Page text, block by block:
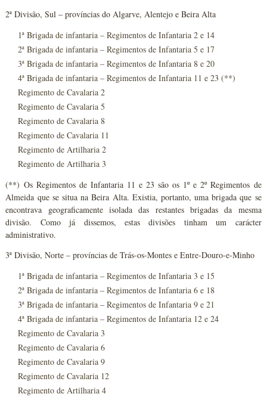
2ª Divisão, Sul – províncias do Algarve, Alentejo e Beira Alta
1ª Brigada de infantaria – Regimentos de Infantaria 2 e 14
2ª Brigada de infantaria – Regimentos de Infantaria 5 e 17
3ª Brigada de infantaria – Regimentos de Infantaria 8 e 20
4ª Brigada de infantaria – Regimentos de Infantaria 11 e 23 (**)
Regimento de Cavalaria 2
Regimento de Cavalaria 5
Regimento de Cavalaria 8
Regimento de Cavalaria 11
Regimento de Artilharia 2
Regimento de Artilharia 3
(**) Os Regimentos de Infantaria 11 e 23 são os 1º e 2º Regimentos de
Almeida que se situa na Beira Alta. Existia, portanto, uma brigada que se
encontrava geograficamente isolada das restantes brigadas da mesma
divisão. Como já dissemos, estas divisões tinham um carácter
administrativo.
3ª Divisão, Norte – províncias de Trás-os-Montes e Entre-Douro-e-Minho
1ª Brigada de infantaria – Regimentos de Infantaria 3 e 15
2ª Brigada de infantaria – Regimentos de Infantaria 6 e 18
3ª Brigada de infantaria – Regimentos de Infantaria 9 e 21
4ª Brigada de infantaria – Regimentos de Infantaria 12 e 24
Regimento de Cavalaria 3
Regimento de Cavalaria 6
Regimento de Cavalaria 9
Regimento de Cavalaria 12
Regimento de Artilharia 4